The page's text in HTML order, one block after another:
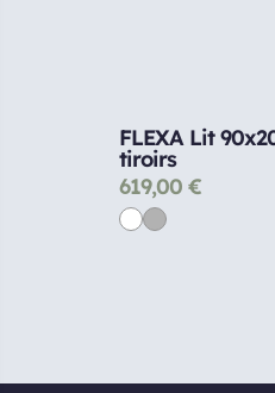
FLEXA Lit
tiroirs
619,00 €